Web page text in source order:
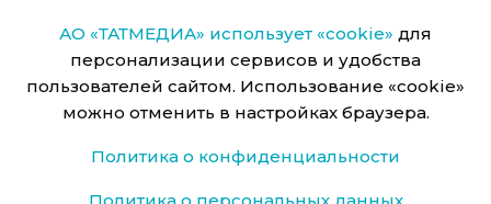
АО «ТАТМЕДИА» использует «cookie» для
персонализации сервисов и удобства
пользователей сайтом. Использование «cookie»
можно отменить в настройках браузера.
Политика о конфиденциальности